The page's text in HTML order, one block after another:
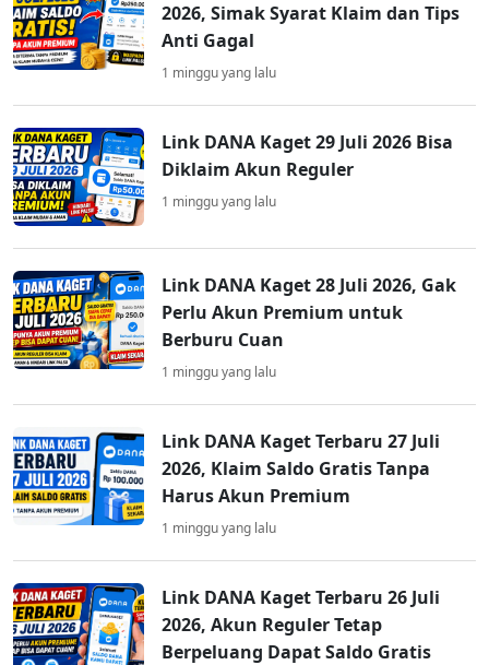
2026, Simak Syarat Klaim dan Tips
Anti Gagal
1 minggu yang lalu
Link DANA Kaget 29 Juli 2026 Bisa
Diklaim Akun Reguler
1 minggu yang lalu
Link DANA Kaget 28 Juli 2026, Gak
Perlu Akun Premium untuk
Berburu Cuan
1 minggu yang lalu
Link DANA Kaget Terbaru 27 Juli
2026, Klaim Saldo Gratis Tanpa
Harus Akun Premium
1 minggu yang lalu
Link DANA Kaget Terbaru 26 Juli
2026, Akun Reguler Tetap
Berpeluang Dapat Saldo Gratis